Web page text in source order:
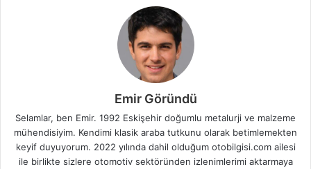
Emir Göründü
Selamlar, ben Emir. 1992 Eskişehir doğumlu metalurji ve malzeme
mühendisiyim. Kendimi klasik araba tutkunu olarak betimlemekten
keyif duyuyorum. 2022 yılında dahil olduğum otobilgisi.com ailesi
ile birlikte sizlere otomotiv sektöründen izlenimlerimi aktarmaya